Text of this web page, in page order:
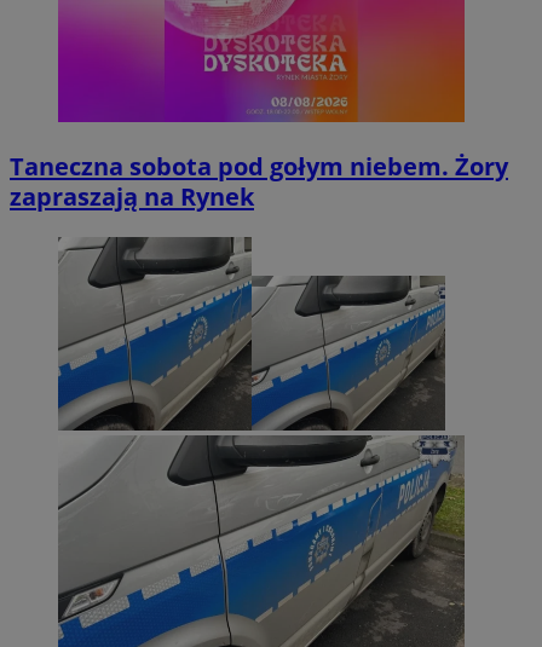
Taneczna sobota pod gołym niebem. Żory
zapraszają na Rynek